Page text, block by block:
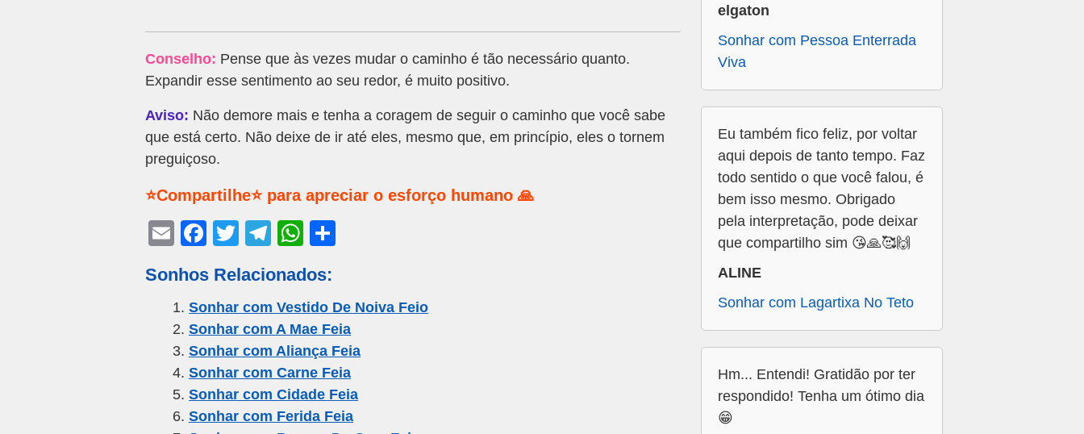
Conselho: Pense que às vezes mudar o caminho é tão necessário quanto.
Expandir esse sentimento ao seu redor, é muito positivo.
Aviso: Não demore mais e tenha a coragem de seguir o caminho que você sabe
que está certo. Não deixe de ir até eles, mesmo que, em princípio, eles o tornem
preguiçoso.
⭐Compartilhe⭐ para apreciar o esforço humano 🙏
E
ail
F
c
e
b
o
o
k
T
tt
er
T
e
gr
a
m
W
at
s
A
p
p
e
Sonhos Relacionados:
Sonhar com Vestido De Noiva Feio
Sonhar com A Mae Feia
Sonhar com Aliança Feia
Sonhar com Carne Feia
Sonhar com Cidade Feia
Sonhar com Ferida Feia
elgaton
Sonhar com Pessoa Enterrada
Viva
Eu também fico feliz, por voltar
aqui depois de tanto tempo. Faz
todo sentido o que você falou, é
bem isso mesmo. Obrigado
pela interpretação, pode deixar
que compartilho sim 😘🙏🥰🙌
ALINE
Sonhar com Lagartixa No Teto
Hm... Entendi! Gratidão por ter
respondido! Tenha um ótimo dia
😁